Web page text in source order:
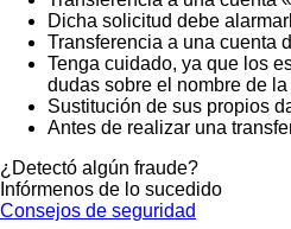
Dicha solicitud debe
Transferencia a una cuenta
Tenga cuidado, ya que los
dudas sobre el nombre de la
Sustitución de sus propios
Antes de realizar una
¿Detectó algún fraude?
Infórmenos de lo sucedido
Consejos de seguridad